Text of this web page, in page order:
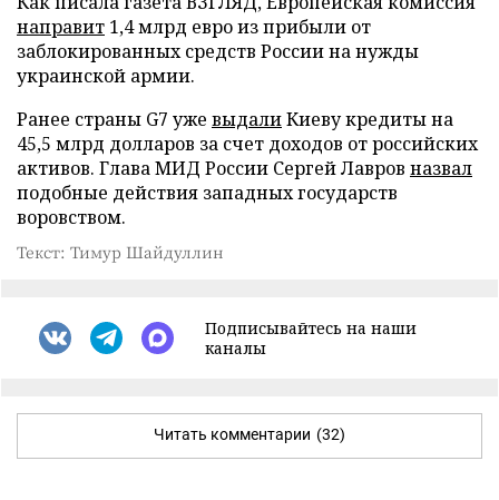
направит 1,4 млрд евро из прибыли от
заблокированных средств России на нужды
украинской армии.
Ранее страны G7 уже выдалиКиеву кредиты на
45,5 млрд долларов за счет доходов от российских
активов. Глава МИД России Сергей Лавров назвал
подобные действия западных государств
воровством.
Текст: Тимур Шайдуллин
Подписывайтесь на наши
каналы
Читать комментарии (32)